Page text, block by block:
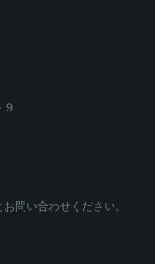
問い合わせください。